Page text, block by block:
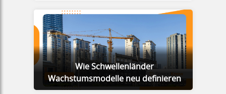
Wie Schwellenländer
Wachstumsmodelle neu definieren